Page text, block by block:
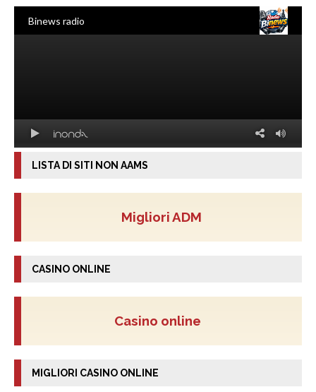
LISTA DI SITI NON AAMS
Migliori ADM
CASINO ONLINE
Casino online
MIGLIORI CASINO ONLINE